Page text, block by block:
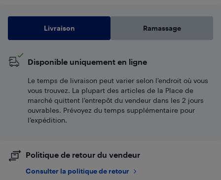
Livraison Ramassage
Disponible uniquement en ligne
Le temps de livraison peut varier selon l'endroit où vous
vous trouvez. La plupart des articles de la Place de
marché quittent l’entrepôt du vendeur dans les 2 jours
ouvrables. Prévoyez du temps supplémentaire pour
l’expédition.
Politique de retour du vendeur
Consulter la politique de retour